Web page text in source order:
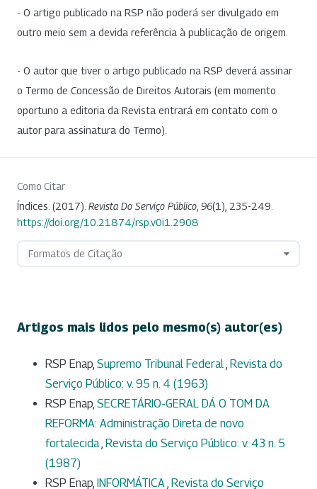
- O artigo publicado na RSP não poderá ser divulgado em
outro meio sem a devida referência à publicação de origem.
- O autor que tiver o artigo publicado na RSP deverá assinar
o Termo de Concessão de Direitos Autorais (em momento
oportuno a editoria da Revista entrará em contato com o
autor para assinatura do Termo).
Como Citar
Índices. (2017). Revista Do Serviço Público 96(1), 235-249.
https://doi.org/10.21874/rsp.v0i1.2908
Formatos de Citação
Artigos mais lidos pelo mesmo(s) autor(es)
RSP Enap, Supremo Tribunal Federal Revista do
Serviço Público: v. 95 n. 4 (1963)
RSP Enap, SECRETÁRIO-GERAL DÁ O TOM DA
REFORMA: Administração Direta de novo
fortalecida Revista do Serviço Público: v. 43 n. 5
(1987)
RSP Enap, INFORMÁTICA Revista do Serviço